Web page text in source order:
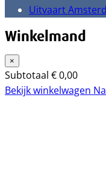
Uitvaart
Winkelmand
×
Subtotaal €0,00
Bekijk winkelwagen